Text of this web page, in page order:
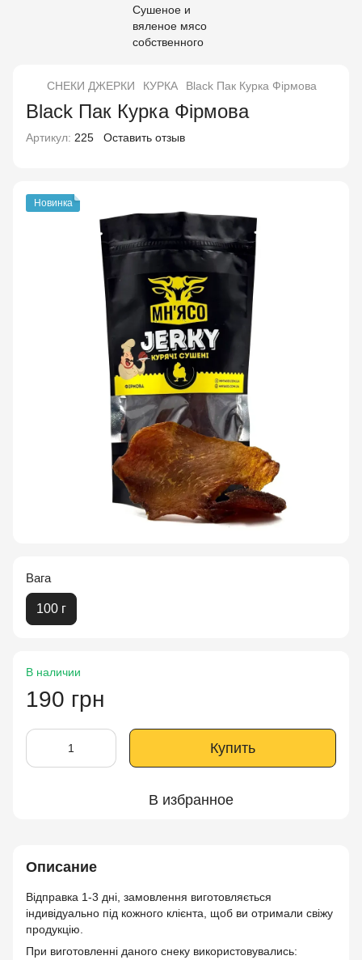
СНЕКИ ДЖЕРКИ КУРКА Black Пак Курка Фірмова
Black Пак Курка Фірмова
Артикул: 225 Оставить отзыв
Новинка
Вага
100 г
В наличии
190 грн
Купить
В избранное
Описание
Відправка 1-3 дні, замовлення виготовляється
індивідуально під кожного клієнта, щоб ви отримали свіжу
продукцію.
При виготовленні даного снеку використовувались: